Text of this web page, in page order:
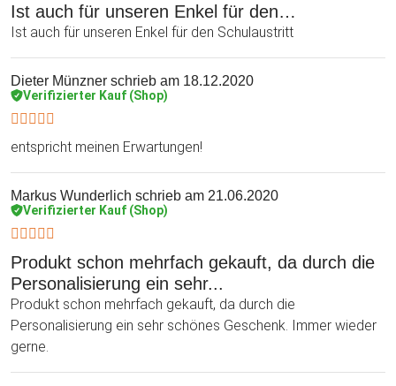
Ist auch für unseren Enkel für den…
Ist auch für unseren Enkel für den Schulaustritt
Dieter Münzner schrieb am 18.12.2020
Verifizierter Kauf (Shop)
entspricht meinen Erwartungen!
Markus Wunderlich schrieb am 21.06.2020
Verifizierter Kauf (Shop)
Produkt schon mehrfach gekauft, da durch die
Personalisierung ein sehr...
Produkt schon mehrfach gekauft, da durch die
Personalisierung ein sehr schönes Geschenk. Immer wieder
gerne.